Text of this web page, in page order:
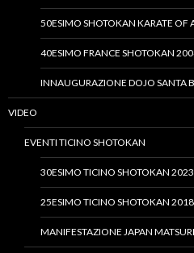
50ESIMO SHOTOKAN KARATE OF
40ESIMO FRANCE SHOTOKAN
INNAUGURAZIONE DOJO SANTA
VIDEO
EVENTI TICINO SHOTOKAN
30ESIMO TICINO SHOTOKAN
25ESIMO TICINO SHOTOKAN
MANIFESTAZIONE JAPAN